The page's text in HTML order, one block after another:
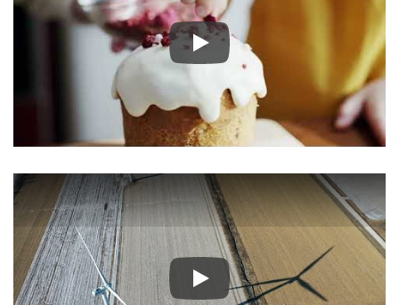
Play
Play